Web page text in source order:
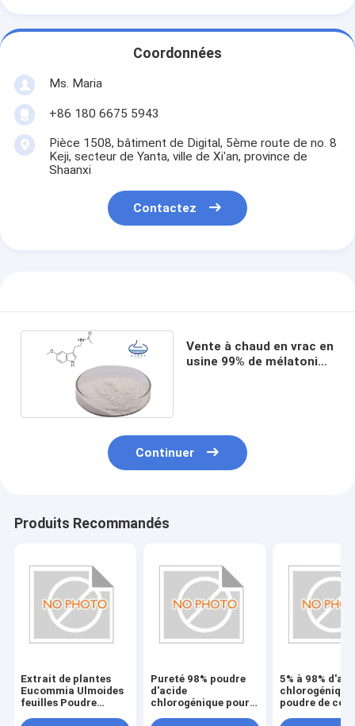
Coordonnées
Ms. Maria
+86 180 6675 5943
Pièce 1508, bâtiment de Digital, 5ème route de no. 8
Keji, secteur de Yanta, ville de Xi'an, province de
Shaanxi
Contactez
Vente à chaud en vrac en
usine 99% de mélatonine
Continuer
Produits Recommandés
Extrait de plantes
Eucommia Ulmoides
feuilles Poudre
Pureté 98% poudre
d'acide
chlorogénique pour
5% à 98%
chlorogénique
poudre de